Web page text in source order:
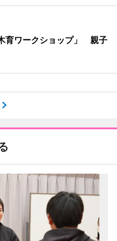
育ワークショップ」 親子